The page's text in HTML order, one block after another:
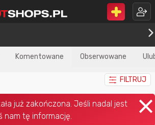
Komentowane Obserwowane
FILTRUJ